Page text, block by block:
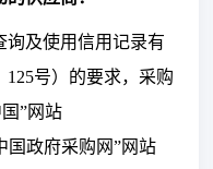
询及使用信用记录有
125号）的要求，采购
”网站
国政府采购网”网站